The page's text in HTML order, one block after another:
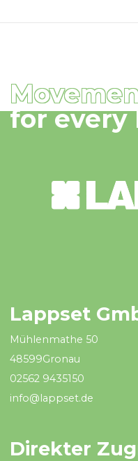
for every
Lappset
Mühlenmathe 50
48599Gronau
02562 9435150
info@lappset.de
Direkter